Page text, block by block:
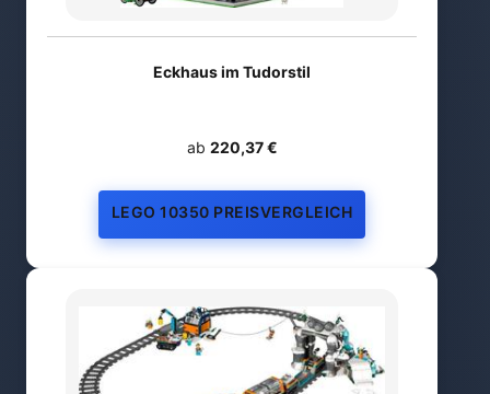
Eckhaus im Tudorstil
ab 220,37 €
LEGO 10350 PREISVERGLEICH